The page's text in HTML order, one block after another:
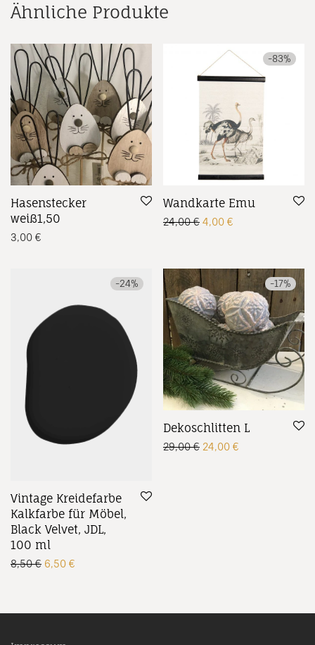
Ähnliche Produkte
Hasenstecker
weiß1,50
3,00 €
-83%
Wandkarte Emu
24,00€ Ursprünglicher Preis
4,00 €
-24%
Vintage Kreidefarbe
Kalkfarbe für Möbel,
Black Velvet, JDL,
100 ml
8,50€ Ursprünglicher Preis war: 8,50 €
6,50 €
-17%
Dekoschlitten L
29,00€ Ursprünglicher Preis
24,00 €